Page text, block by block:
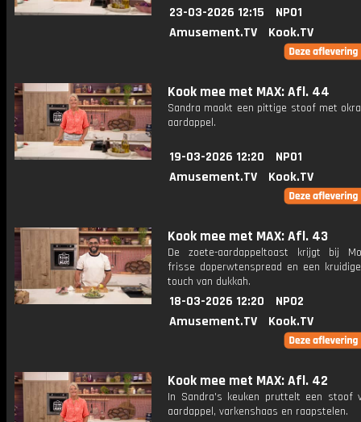
23-03-2026 12:15
NPO1
Amusement.TV
Kook.TV
Kook mee met MAX: Afl. 44
Sandra maakt een pittige stoof met
aardappel.
19-03-2026 12:20
NPO1
Amusement.TV
Kook.TV
Kook mee met MAX: Afl. 43
De zoete-aardappeltoast krijgt bij
frisse doperwtenspread en een
touch van dukkah.
18-03-2026 12:20
NPO2
Amusement.TV
Kook.TV
Kook mee met MAX: Afl. 42
In Sandra's keuken pruttelt een stoof
aardappel, varkenshaas en raapstelen.